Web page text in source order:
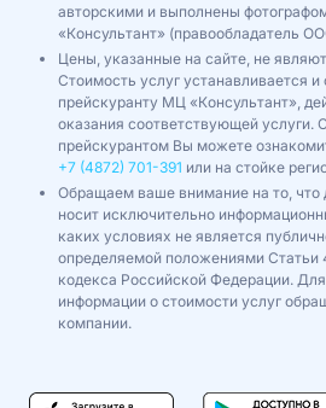
авторскими и выполнены
«Консультант» (правообладатель
Цены, указанные на сайте, не
Стоимость услуг устанавливается и
прейскуранту МЦ «Консультант»,
оказания соответствующей
прейскурантом Вы можете
+7 (4872) 701-391 или на стойке
Обращаем ваше внимание на то, что
носит исключительно
каких условиях не является
определяемой положениями Статьи
кодекса Российской Федерации.
информации о стоимости услуг
компании.